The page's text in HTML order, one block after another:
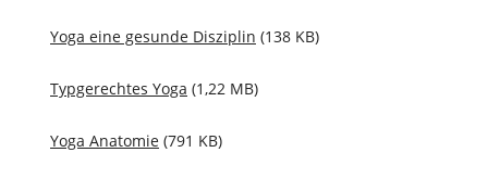
Yoga eine gesunde Disziplin (138 KB)
Typgerechtes Yoga (1,22 MB)
Yoga Anatomie (791 KB)